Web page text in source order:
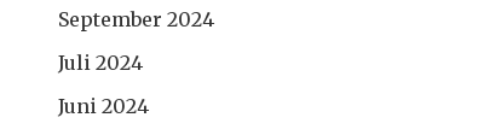
September 2024
Juli 2024
Juni 2024